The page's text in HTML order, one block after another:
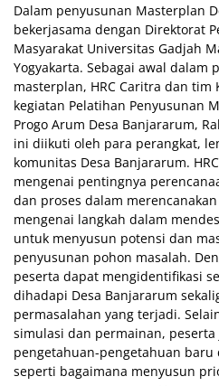
Dalam penyusunan Masterplan
bekerjasama dengan Direktorat
Masyarakat Universitas Gadjah
Yogyakarta. Sebagai awal dalam
masterplan, HRC Caritra dan tim
kegiatan Pelatihan Penyusunan
Progo Arum Desa Banjararum,
ini diikuti oleh para perangkat,
komunitas Desa Banjararum.
mengenai pentingnya
dan proses dalam
mengenai langkah dalam
untuk menyusun potensi dan
penyusunan pohon masalah.
peserta dapat mengidentifikasi
dihadapi Desa Banjararum
permasalahan yang terjadi.
simulasi dan permainan,
pengetahuan-pengetahuan baru
seperti bagaimana menyusun